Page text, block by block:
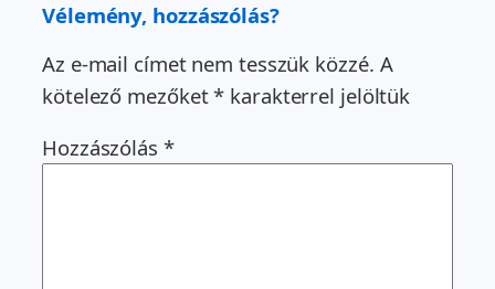
Vélemény, hozzászólás?
Az e-mail címet nem tesszük közzé. A
kötelező mezőket* karakterrel jelöltük
Hozzászólás *